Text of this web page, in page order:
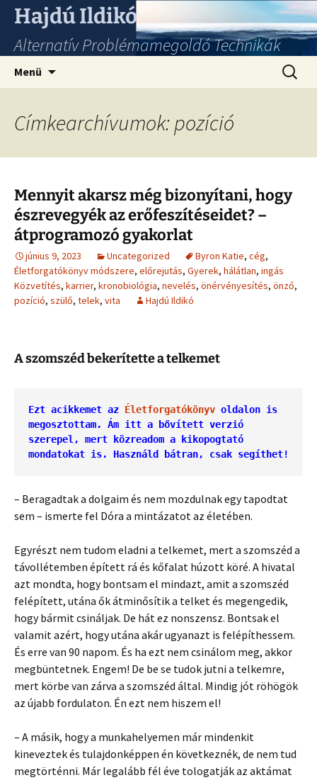
Hajdú Ildikó
Alternatív Problémamegoldó Technikák
Menü
Címkearchívumok: pozíció
Mennyit akarsz még bizonyítani, hogy
észrevegyék az erőfeszítéseidet? –
átprogramozó gyakorlat
június 9, 2023 Uncategorized Byron Katie, cég,
Életforgatókönyv módszere, előrejutás, Gyerek, hálátlan, ingás
Közvetítés, karrier, kronobiológia, nevelés, önérvényesítés, önző,
pozíció, szülő, telek, vita Hajdú Ildikó
A szomszéd bekerítette a telkemet
Ezt acikkemet az Életforgatókönyv oldalon is
megosztottam. Ám itt a bővített verzió
szerepel, mert közreadom a kikopogtató
mondatokat is. Használd bátran, csak segíthet!
– Beragadtak a dolgaim és nem mozdulnak egy tapodtat
sem – ismerte fel Dóra a mintázatot az életében.
Egyrészt nem tudom eladni a telkemet, mert a szomszéd a
távollétemben épített rá és kőfalat húzott köré. A hivatal
azt mondta, hogy bontsam el mindazt, amit a szomszéd
felépített, utána ők átminősítik a telket és megengedik,
hogy bármit csináljak. De hát ez nonszensz. Bontsak el
valamit azért, hogy utána akár ugyanazt is felépíthessem.
És erre van 90 napom. És ha ezt nem csinálom meg, akkor
megbüntetnek. Engem! De be se tudok jutni a telkemre,
mert körbe van zárva a szomszéd által. Mindig jót röhögök
az újabb fordulaton. Én ezt nem hiszem el!
– A másik, hogy a munkahelyemen már mindenkit
kineveztek és tulajdonképpen én következnék, de nem tud
megtörténni. Már legalább fél éve tologatják az aktámat